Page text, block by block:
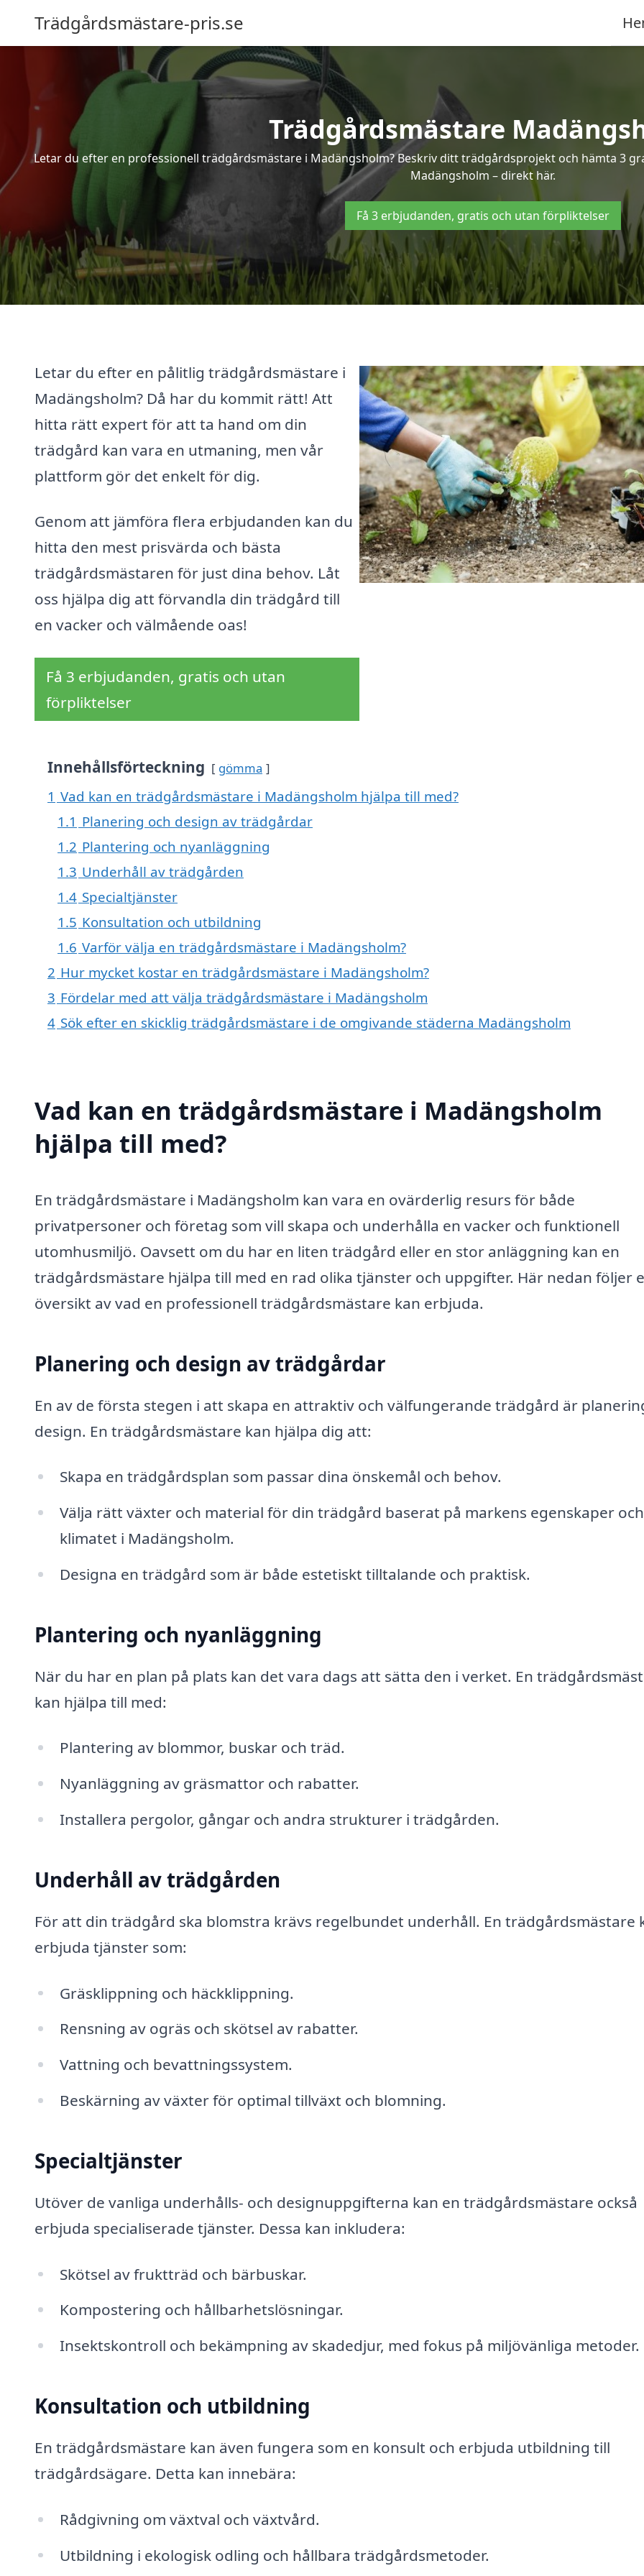
Trädgårdsmästare-pris.se
Trädgårdsmästare
Letar du efter en professionell trädgårdsmästare i Madängsholm? Beskriv ditt trädgårdsprojekt och hämta 3
Madängsholm – direkt här.
Få 3 erbjudanden, gratis och utan förpliktelser
Letar du efter en pålitlig trädgårdsmästare i
Madängsholm? Då har du kommit rätt! Att
hitta rätt expert för att ta hand om din
trädgård kan vara en utmaning, men vår
plattform gör det enkelt för dig.
Genom att jämföra flera erbjudanden kan du
hitta den mest prisvärda och bästa
trädgårdsmästaren för just dina behov. Låt
oss hjälpa dig att förvandla din trädgård till
en vacker och välmående oas!
Få 3 erbjudanden, gratis och utan
förpliktelser
Innehållsförteckning gömma
1 Vad kan en trädgårdsmästare i Madängsholm hjälpa till med?
1.1 Planering och design av trädgårdar
1.2 Plantering och nyanläggning
1.3 Underhåll av trädgården
1.4 Specialtjänster
1.5 Konsultation och utbildning
1.6 Varför välja en trädgårdsmästare i Madängsholm?
2 Hur mycket kostar en trädgårdsmästare i Madängsholm?
3 Fördelar med att välja trädgårdsmästare i Madängsholm
4 Sök efter en skicklig trädgårdsmästare i de omgivande städerna Madängsholm
Vad kan en trädgårdsmästare i Madängsholm
hjälpa till med?
En trädgårdsmästare i Madängsholm kan vara en ovärderlig resurs för både
privatpersoner och företag som vill skapa och underhålla en vacker och funktionell
utomhusmiljö. Oavsett om du har en liten trädgård eller en stor anläggning kan en
trädgårdsmästare hjälpa till med en rad olika tjänster och uppgifter. Här nedan följer
översikt av vad en professionell trädgårdsmästare kan erbjuda.
Planering och design av trädgårdar
En av de första stegen i att skapa en attraktiv och välfungerande trädgård är
design. En trädgårdsmästare kan hjälpa dig att:
Skapa en trädgårdsplan som passar dina önskemål och behov.
Välja rätt växter och material för din trädgård baserat på markens egenskaper och
klimatet i Madängsholm.
Designa en trädgård som är både estetiskt tilltalande och praktisk.
Plantering och nyanläggning
När du har en plan på plats kan det vara dags att sätta den i verket. En
kan hjälpa till med:
Plantering av blommor, buskar och träd.
Nyanläggning av gräsmattor och rabatter.
Installera pergolor, gångar och andra strukturer i trädgården.
Underhåll av trädgården
För att din trädgård ska blomstra krävs regelbundet underhåll. En trädgårdsmästare
erbjuda tjänster som:
Gräsklippning och häckklippning.
Rensning av ogräs och skötsel av rabatter.
Vattning och bevattningssystem.
Beskärning av växter för optimal tillväxt och blomning.
Specialtjänster
Utöver de vanliga underhålls- och designuppgifterna kan en trädgårdsmästare också
erbjuda specialiserade tjänster. Dessa kan inkludera:
Skötsel av fruktträd och bärbuskar.
Kompostering och hållbarhetslösningar.
Insektskontroll och bekämpning av skadedjur, med fokus på miljövänliga metoder.
Konsultation och utbildning
En trädgårdsmästare kan även fungera som en konsult och erbjuda utbildning till
trädgårdsägare. Detta kan innebära:
Rådgivning om växtval och växtvård.
Utbildning i ekologisk odling och hållbara trädgårdsmetoder.